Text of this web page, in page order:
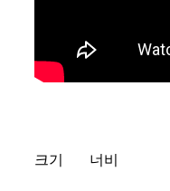
크기 너비